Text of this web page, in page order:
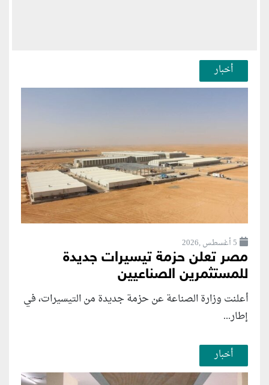
أخبار
5 أغسطس ,2026
مصر تعلن حزمة تيسيرات جديدة
للمستثمرين الصناعيين
أعلنت وزارة الصناعة عن حزمة جديدة من التيسيرات، في
إطار...
أخبار